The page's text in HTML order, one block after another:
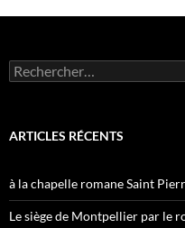
Rechercher :
ARTICLES RÉCENTS
à la chapelle romane Saint
Le siège de Montpellier par le